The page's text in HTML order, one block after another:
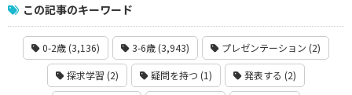
この記事のキーワード
0-2歳 (3,136) 3-6歳 (3,943) プレゼンテーション (2)
探求学習 (2) 疑問を持つ (1) 発表する (2)